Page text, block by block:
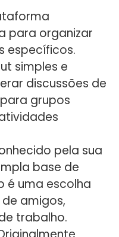
para organizar
específicos.
simples e
discussões de
grupos
pela sua
base de
é uma escolha
amigos,
trabalho.